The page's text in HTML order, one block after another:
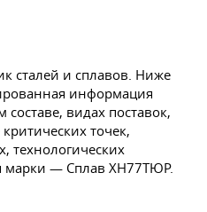
сталей и сплавов. Ниже
информация
видах поставок,
точек,
технологических
марки — Сплав ХН77ТЮР.